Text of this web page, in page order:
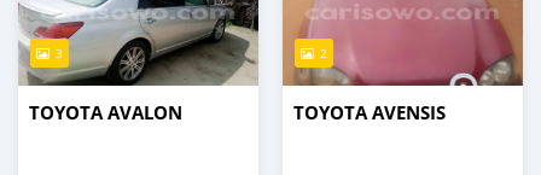
3
TOYOTA AVALON
2
TOYOTA AVENSIS